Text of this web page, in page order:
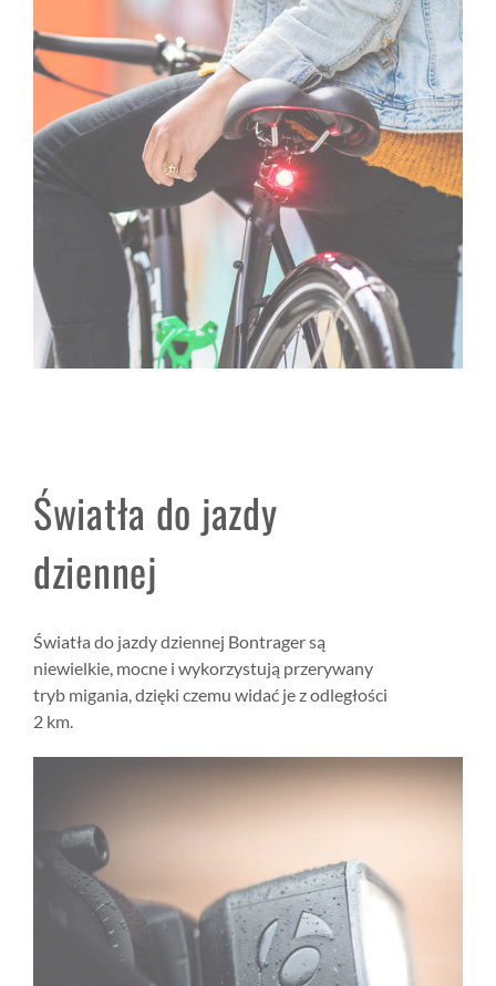
Światła do jazdy
dziennej
Światła do jazdy dziennej Bontrager są
niewielkie, mocne i wykorzystują przerywany
tryb migania, dzięki czemu widać je z odległości
2 km.